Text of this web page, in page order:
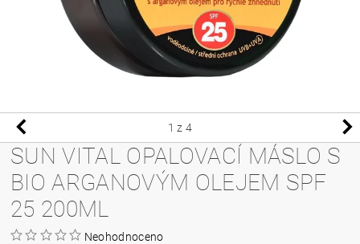
1 z 4
SUN VITAL OPALOVACÍ MÁSLO S
BIO ARGANOVÝM OLEJEM SPF
25 200ML
Neohodnoceno